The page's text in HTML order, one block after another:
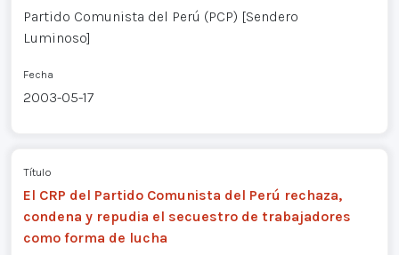
Partido Comunista del Perú (PCP) [Sendero
Luminoso]
Fecha
2003-05-17
Título
El CRP del Partido Comunista del Perú rechaza,
condena y repudia el secuestro de trabajadores
como forma de lucha